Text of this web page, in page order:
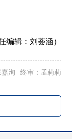
编辑： 刘荟涵）
洵 终审：孟莉莉